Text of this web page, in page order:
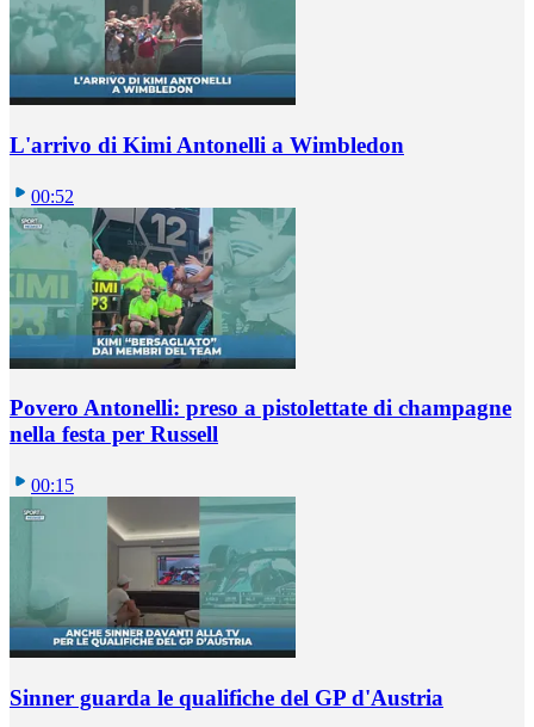
L'arrivo di Kimi Antonelli a Wimbledon
00:52
Povero Antonelli: preso a pistolettate di champagne
nella festa per Russell
00:15
Sinner guarda le qualifiche del GP d'Austria